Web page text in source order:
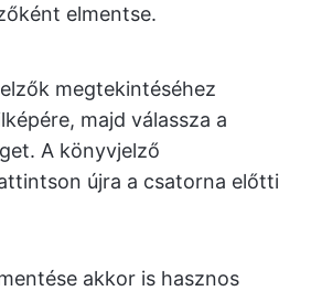
elmentse.
megtekintéséhez
majd válassza a
A könyvjelző
újra a csatorna előtti
akkor is hasznos